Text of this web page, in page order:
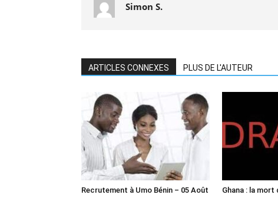
Simon S.
ARTICLES CONNEXES PLUS DE L'AUTEUR
Recrutement à Umo Bénin – 05 Août
Ghana : la mort